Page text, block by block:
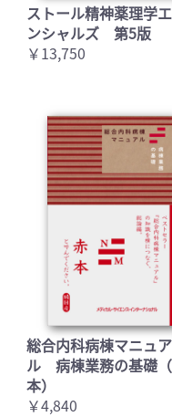
ストール精神薬理学
ンシャルズ 第5版
￥13,750
総合内科病棟マニュア
ル 病棟業務の基礎
本）
￥4,840